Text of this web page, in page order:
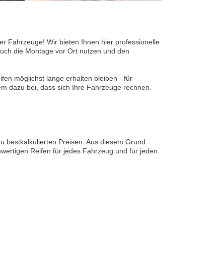
Fahrzeuge! Wir bieten Ihnen hier professionelle
die Montage vor Ort nutzen und den
möglichst lange erhalten bleiben - für
dazu bei, dass sich Ihre Fahrzeuge rechnen.
bestkalkulierten Preisen. Aus diesem Grund
Reifen für jedes Fahrzeug und für jeden